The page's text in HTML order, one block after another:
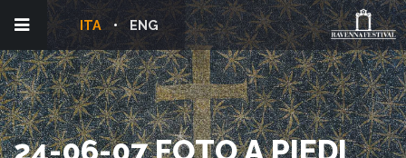
ENG
ITA
24-06-07 FOTO A PIEDI